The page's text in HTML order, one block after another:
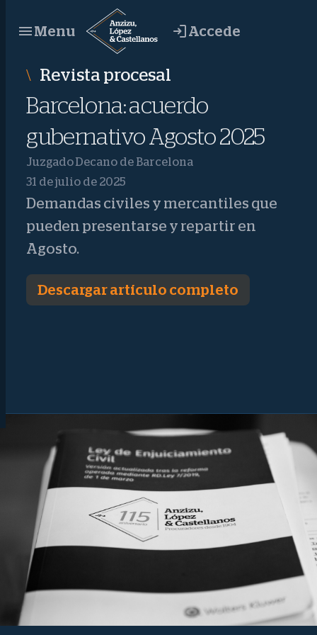
contenido
Menu Accede
Revista procesal
Barcelona: acuerdo
gubernativo Agosto 2025
Juzgado Decano de Barcelona
31 de julio de 2025
Demandas civiles y mercantiles que
pueden presentarse y repartir en
Agosto.
Descargar artículo completo